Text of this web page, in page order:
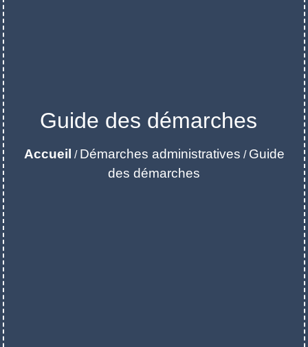
Guide des démarches
Accueil / Démarches administratives / Guide
des démarches